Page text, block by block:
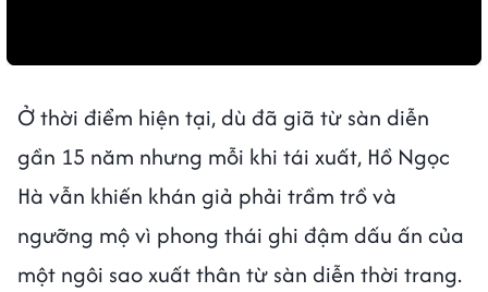
Ở thời điểm hiện tại, dù đã giã từ sàn diễn
gần 15 năm nhưng mỗi khi tái xuất, Hồ Ngọc
Hà vẫn khiến khán giả phải trầm trồ và
ngưỡng mộ vì phong thái ghi đậm dấu ấn của
một ngôi sao xuất thân từ sàn diễn thời trang.